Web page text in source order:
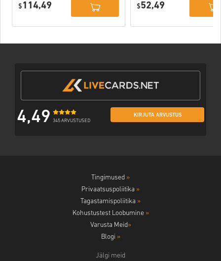
$ 114,49
$52,49
4,49 345 ARVUSTUSED
KIRJUTA ARVUSTUS
Tingimused »
Privaatsuspoliitika »
Tagastamispoliitika »
Kohustustest Loobumine »
Varusta Meid»
Blogi »
Jälgi meid